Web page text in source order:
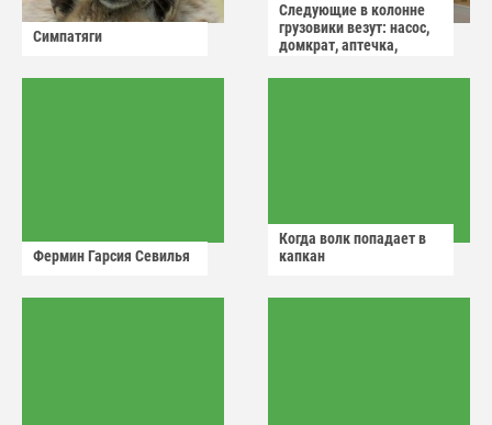
Симпатяги
Следующие в колонне
грузовики везут: насос,
домкрат, аптечка,
Фермин Гарсия Севилья
Когда волк попадает в
капкан